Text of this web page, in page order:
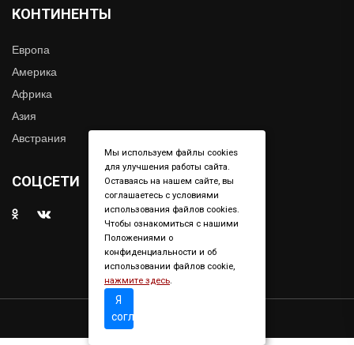
КОНТИНЕНТЫ
Европа
Америка
Африка
Азия
Австрания
СОЦСЕТИ
Copyright © 2019. All right reserved
Мы используем файлы cookies
для улучшения работы сайта.
Оставаясь на нашем сайте, вы
соглашаетесь с условиями
использования файлов cookies.
Чтобы ознакомиться с нашими
Положениями о
конфиденциальности и об
использовании файлов cookie,
нажмите здесь.
Я
согласен